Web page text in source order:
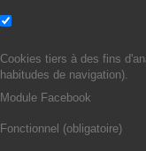
Cookies tiers à des fins
habitudes de navigation).
Module Facebook
Fonctionnel (obligatoire)